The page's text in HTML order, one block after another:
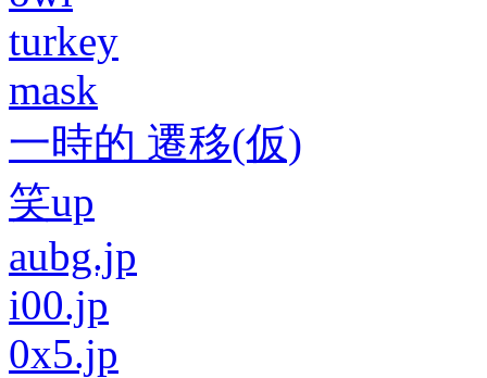
turkey
mask
一時的 遷移(仮)
笑up
aubg.jp
i00.jp
0x5.jp